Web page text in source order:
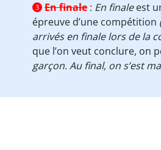
3 En finale : En finaleest
épreuve d’une compétition
arrivés en finale lors de la
que l’on veut conclure, on
garçon. Au final, on s’est